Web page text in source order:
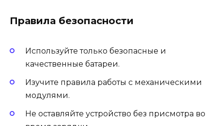
Правила безопасности
Используйте только безопасные и
качественные батареи.
Изучите правила работы с механическими
модулями.
Не оставляйте устройство без присмотра во